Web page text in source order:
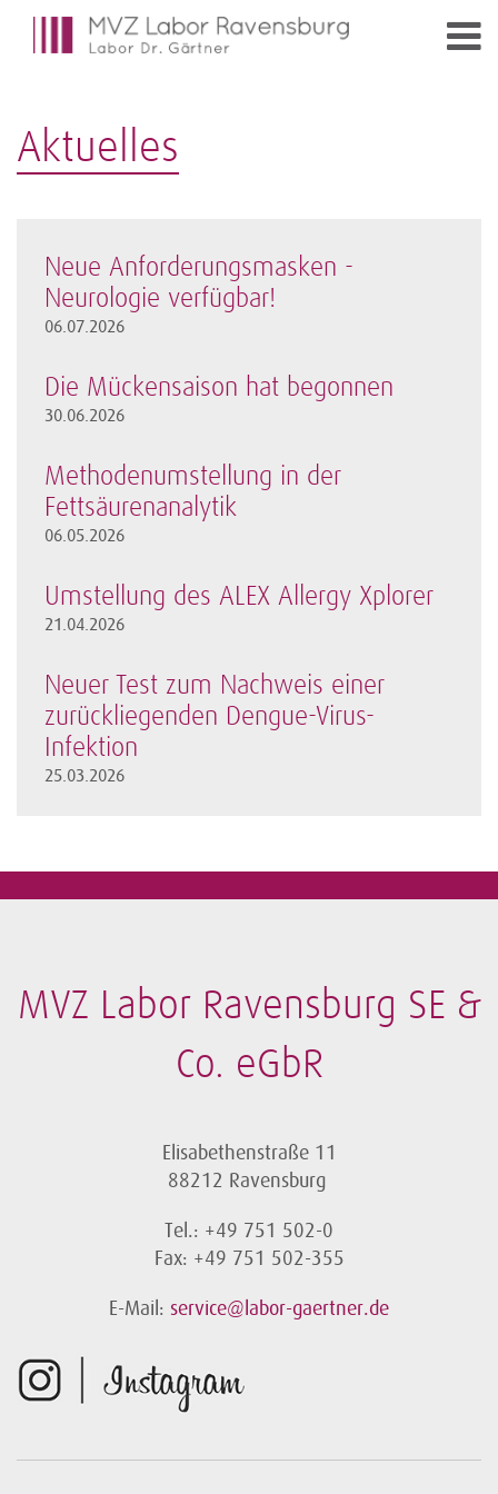
Aktuelles
Neue Anforderungsmasken -
Neurologie verfügbar!
06.07.2026
Die Mückensaison hat begonnen
30.06.2026
Methodenumstellung in der
Fettsäurenanalytik
06.05.2026
Umstellung des ALEX Allergy Xplorer
21.04.2026
Neuer Test zum Nachweis einer
zurückliegenden Dengue-Virus-
Infektion
25.03.2026
MVZ Labor Ravensburg SE &
Co. eGbR
Elisabethenstraße 11
88212 Ravensburg
Tel.: +49 751 502-0
Fax: +49 751 502-355
E-Mail: service@labor-gaertner.de